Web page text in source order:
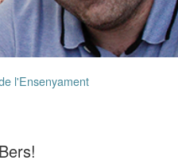
l'Ensenyament